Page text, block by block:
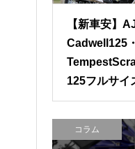
【新車安】
Cadwell125・
125フルサイ
コラム